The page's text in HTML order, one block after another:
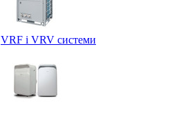
VRF і VRV системи